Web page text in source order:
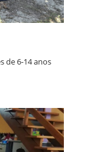
de 6-14 anos